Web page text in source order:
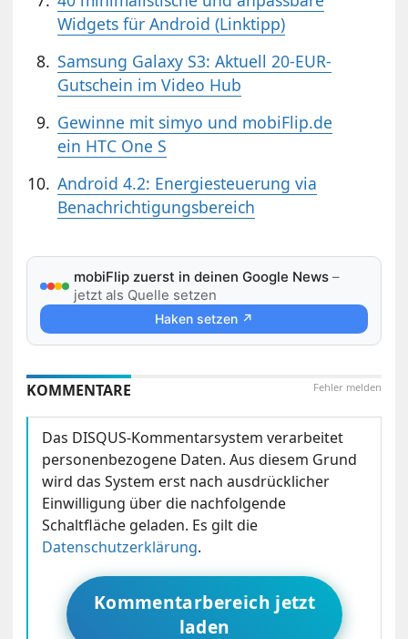
Widgets für Android (Linktipp)
Samsung Galaxy S3: Aktuell 20-EUR-
Gutschein im Video Hub
Gewinne mit simyo und mobiFlip.de
ein HTC One S
Android 4.2: Energiesteuerung via
Benachrichtigungsbereich
mobiFlip zuerst in deinen Google News –
jetzt als Quelle setzen
Haken setzen ↗
Fehler melden
KOMMENTARE
Das DISQUS-Kommentarsystem verarbeitet
personenbezogene Daten. Aus diesem Grund
wird das System erst nach ausdrücklicher
Einwilligung über die nachfolgende
Schaltfläche geladen. Es gilt die
Datenschutzerklärung.
Kommentarbereich jetzt
laden